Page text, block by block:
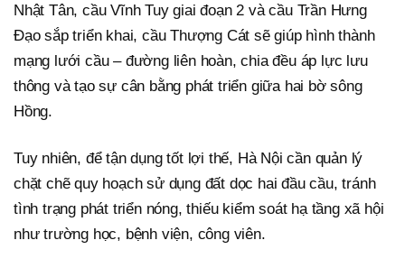
Nhật Tân, cầu Vĩnh Tuy giai đoạn 2 và cầu Trần Hưng
Đạo sắp triển khai, cầu Thượng Cát sẽ giúp hình thành
mạng lưới cầu – đường liên hoàn, chia đều áp lực lưu
thông và tạo sự cân bằng phát triển giữa hai bờ sông
Hồng.
Tuy nhiên, để tận dụng tốt lợi thế, Hà Nội cần quản lý
chặt chẽ quy hoạch sử dụng đất dọc hai đầu cầu, tránh
tình trạng phát triển nóng, thiếu kiểm soát hạ tầng xã hội
như trường học, bệnh viện, công viên.